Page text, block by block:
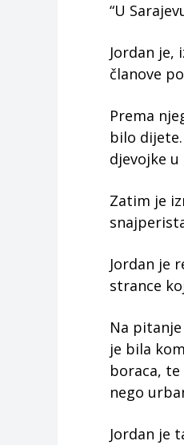
“U
Jordan je,
članove
Prema
bilo
djevojke
Zatim je
Jordan je
strance
Na
je bila
boraca,
nego
Jordan je